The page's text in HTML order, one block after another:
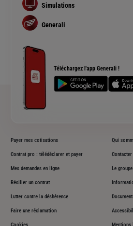
Téléchargez l'app Generali !
Assurance habitation
Assurance prêt immobilier
Complémentaire santé senior
Simulations
Simulation assurance auto
Devis assurance habitation
Devis assurance chien ou chat
Generali
Rendements fonds euros Generali
Accessibilité sourds et malentendants
Plan du site
Payer mes cotisations
Contrat pro : télédéclarer et payer
Mes demandes en ligne
Résilier un contrat
Lutter contre la déshérence
Faire une réclamation
Qui
Contacter
Le